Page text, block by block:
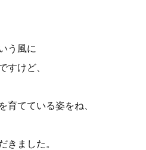
う風に
すけど、
育てている姿をね、
きました。